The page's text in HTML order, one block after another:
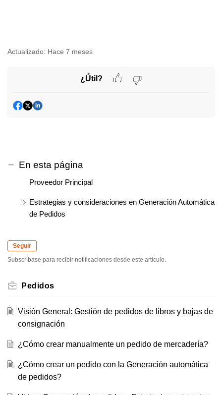
Actualizado: Hace 7 meses
¿Útil?
En esta página
Proveedor Principal
Estrategias y consideraciones en Generación Automática
de Pedidos
Seguir
Subscríbase para recibir notificaciones desde este artículo.
Pedidos
Visión General: Gestión de pedidos de libros y bajas de
consignación
¿Cómo crear manualmente un pedido de mercadería?
¿Cómo crear un pedido con la Generación automática
de pedidos?